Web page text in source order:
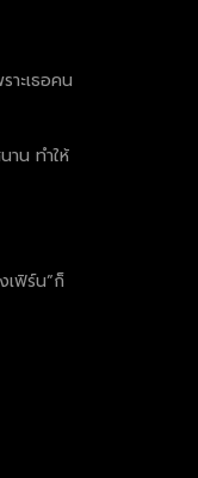
ะเธอคน
าน ทำให้
เฟิร์น”ก็